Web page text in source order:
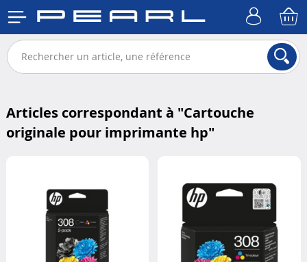
Articles correspondant à "Cartouche
originale pour imprimante hp"